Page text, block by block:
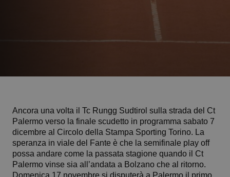
Ancora una volta il Tc Rungg Sudtirol sulla strada del Ct
Palermo verso la finale scudetto in programma sabato 7
dicembre al Circolo della Stampa Sporting Torino. La
speranza in viale del Fante è che la semifinale play off
possa andare come la passata stagione quando il Ct
Palermo vinse sia all’andata a Bolzano che al ritorno.
Domenica 17 novembre si disputerà a Palermo il primo